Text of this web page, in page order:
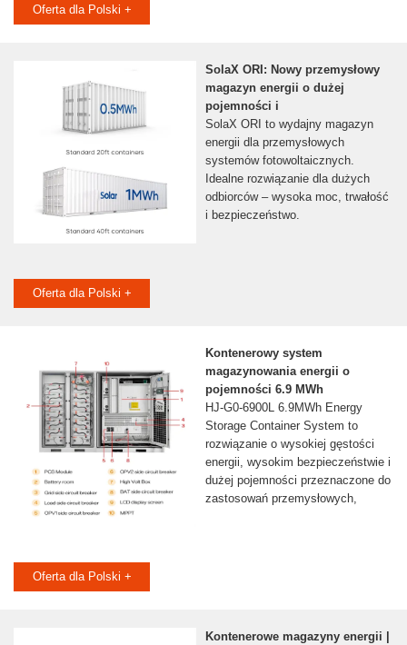
Oferta dla Polski +
SolaX ORI: Nowy przemysłowy
magazyn energii o dużej
pojemności i
SolaX ORI to wydajny magazyn
energii dla przemysłowych
systemów fotowoltaicznych.
Idealne rozwiązanie dla dużych
odbiorców – wysoka moc, trwałość
i bezpieczeństwo.
Oferta dla Polski +
Kontenerowy system
magazynowania energii o
pojemności 6.9 MWh
HJ-G0-6900L 6.9MWh Energy
Storage Container System to
rozwiązanie o wysokiej gęstości
energii, wysokim bezpieczeństwie i
dużej pojemności przeznaczone do
zastosowań przemysłowych,
Oferta dla Polski +
Kontenerowe magazyny energii |